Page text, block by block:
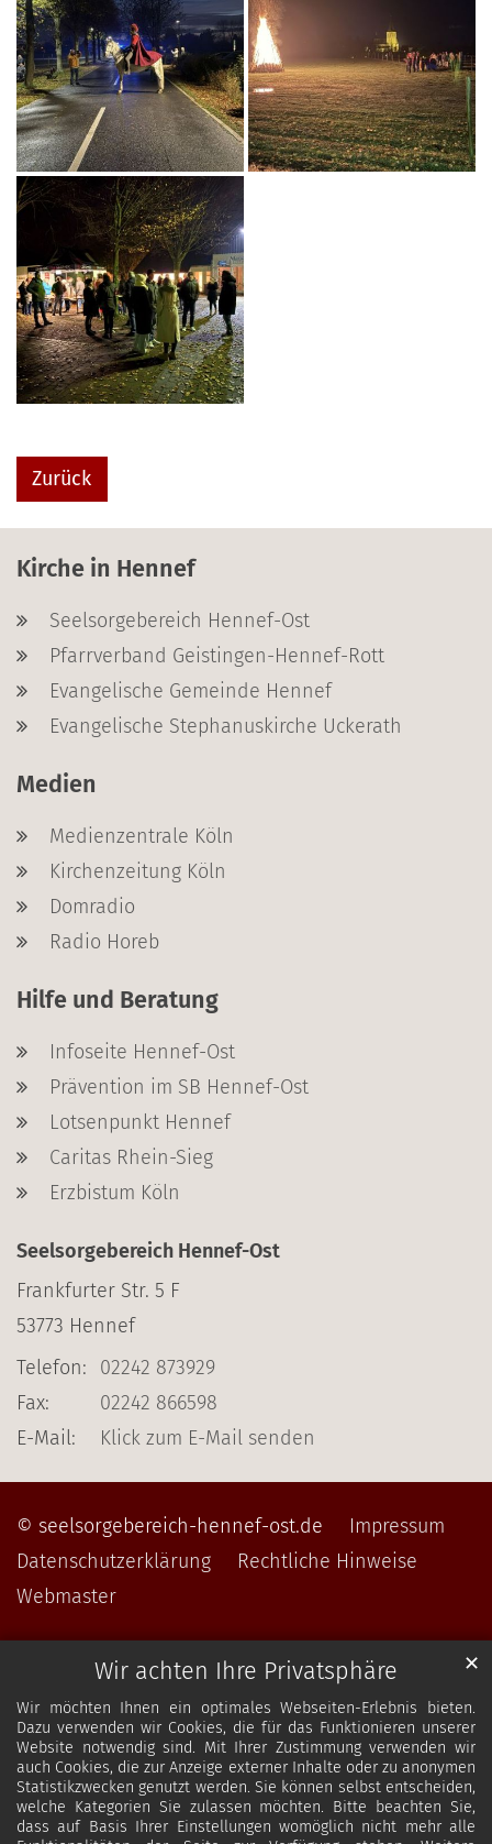
Wir achten Ihre Privatsphäre
Wir möchten Ihnen ein optimales Webseiten-Erlebnis bieten.
Dazu verwenden wir Cookies, die für das Funktionieren unserer
Website notwendig sind. Mit Ihrer Zustimmung verwenden wir
auch Cookies, die zur Anzeige externer Inhalte oder zu anonymen
Statistikzwecken genutzt werden. Sie können selbst entscheiden,
welche Kategorien Sie zulassen möchten. Bitte beachten Sie,
dass auf Basis Ihrer Einstellungen womöglich nicht mehr alle
✕
Zurück
Kirche in Hennef
Seelsorgebereich Hennef-Ost
Pfarrverband Geistingen-Hennef-Rott
Evangelische Gemeinde Hennef
Evangelische Stephanuskirche Uckerath
Medien
Medienzentrale Köln
Kirchenzeitung Köln
Domradio
Radio Horeb
Hilfe und Beratung
Infoseite Hennef-Ost
Prävention im SB Hennef-Ost
Lotsenpunkt Hennef
Caritas Rhein-Sieg
Erzbistum Köln
Seelsorgebereich Hennef-Ost
Frankfurter Str. 5 F
53773 Hennef
Telefon:
02242 873929
Fax:
02242 866598
E-Mail:
Klick zum E-Mail senden
© seelsorgebereich-hennef-ost.de
Impressum
Datenschutzerklärung
Rechtliche Hinweise
Webmaster